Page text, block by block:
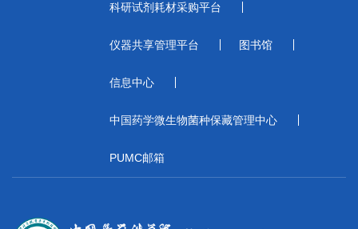
科研试剂耗材采购平台
仪器共享管理平台 图书馆
信息中心
中国药学微生物菌种保藏管理中心
PUMC邮箱